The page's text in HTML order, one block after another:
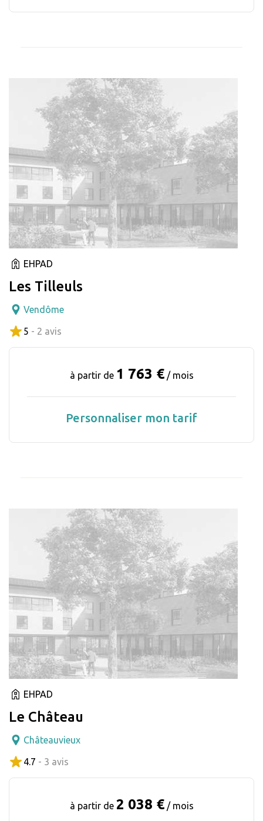
EHPAD
Les Tilleuls
Vendôme
5 - 2 avis
à partir de 1 763 € / mois
Personnaliser mon tarif
EHPAD
Le Château
Châteauvieux
4.7 - 3 avis
à partir de 2 038 € / mois